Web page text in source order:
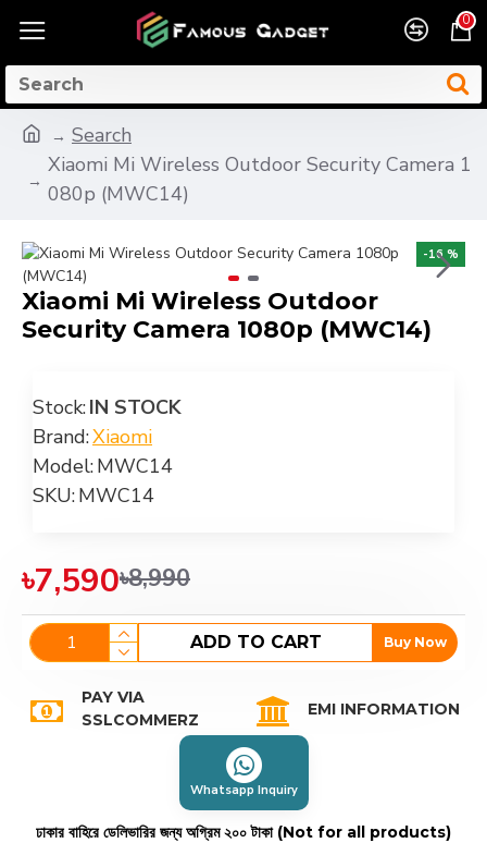
0
Search
Xiaomi Mi Wireless Outdoor Security Camera 1
080p (MWC14)
-16 %
Xiaomi Mi Wireless Outdoor
Security Camera 1080p (MWC14)
Stock:IN STOCK
Brand:Xiaomi
Model:MWC14
SKU:MWC14
৳7,590৳8,990
ADD TO CART Buy Now
PAY VIA
SSLCOMMERZ
EMI INFORMATION
Whatsapp Inquiry
ঢাকার বাহিরে ডেলিভারির জন্য অগ্রিম ২০০ টাকা (Not for all products)